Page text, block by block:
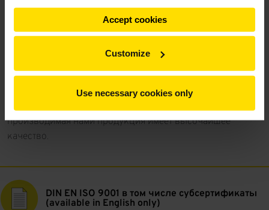
Accept cookies
Customize
Use necessary cookies only
квалифицированную и правильную обработку сварных
изделий и доказывает компетентность нашего завода в
обеспечении требуемого качества. Поэтому наши
клиенты могут быть полностью уверены, что
производимая нами продукция имеет высочайшее
качество.
DIN EN ISO 9001 в том числе субсертификаты
(available in English only)